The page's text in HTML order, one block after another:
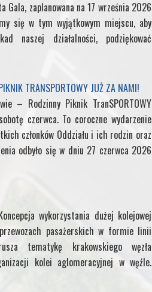
f
M
y
P
e
l
Gala, zaplanowana na 17 września 2026
się w tym wyjątkowym miejscu, aby
naszej działalności, podziękować
TRANSPORTOWY JUŻ ZA NAMI!
– Rodzinny Piknik TranSPORTOWY
czerwca. To coroczne wydarzenie
członków Oddziału i ich rodzin oraz
odbyło się w dniu 27 czerwca 2026
wykorzystania dużej kolejowej
pasażerskich w formie linii
tematykę krakowskiego węzła
kolei aglomeracyjnej w węźle.